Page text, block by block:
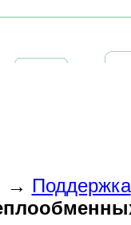
Поддержка